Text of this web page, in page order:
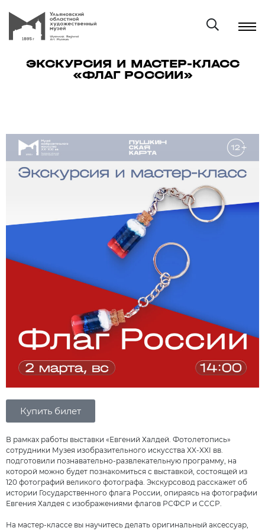
ЭКСКУРСИЯ И МАСТЕР-КЛАСС
«ФЛАГ РОССИИ»
Купить билет
В рамках работы выставки «Евгений Халдей. Фотолетопись»
сотрудники Музея изобразительного искусства XX-XXI вв.
подготовили познавательно-развлекательную программу, на
которой можно будет познакомиться с выставкой, состоящей из
120 фотографий великого фотографа. Экскурсовод расскажет об
истории Государственного флага России, опираясь на фотографии
Евгения Халдея с изображениями флагов РСФСР и СССР.
На мастер-классе вы научитесь делать оригинальный аксессуар,